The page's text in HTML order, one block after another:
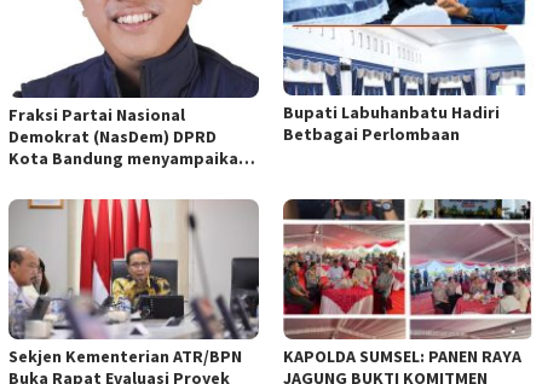
Fraksi Partai Nasional
Demokrat (NasDem) DPRD
Kota Bandung menyampaikan
empat Rancangan Peraturan
Daerah (Raperda) yang
diajukan Pemerintah Kota
Bandung
Bupati Labuhanbatu Hadiri
Betbagai Perlombaan
Sekjen Kementerian ATR/BPN
Buka Rapat Evaluasi Proyek
KAPOLDA SUMSEL: PANEN RAYA
JAGUNG BUKTI KOMITMEN